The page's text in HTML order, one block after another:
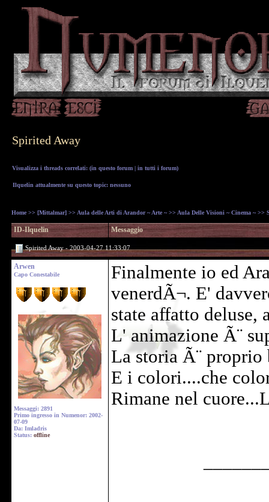
Spirited Away
Visualizza i threads correlati: (in questo forum | in tutti i forum)
Ilquelin attualmente su questo topic: nessuno
Home >> [Mittalmar] >> Aula delle Arti di Arandor ~ Arte ~ >> Aula Delle Visioni ~ Cinema ~ >>
ID-Ilquelin Messaggio
Spirited Away - 2003-04-27 11:33:07
Arwen
Capo Conestabile
Messaggi: 2891
Primo ingresso in Numenor: 2002-
07-09
Da: Imladris
Status: offline
Finalmente io ed
venerdÃ¬. E'
state affatto deluse,
L' animazione Ã¨
La storia Ã¨ proprio
E i colori....che
Rimane nel